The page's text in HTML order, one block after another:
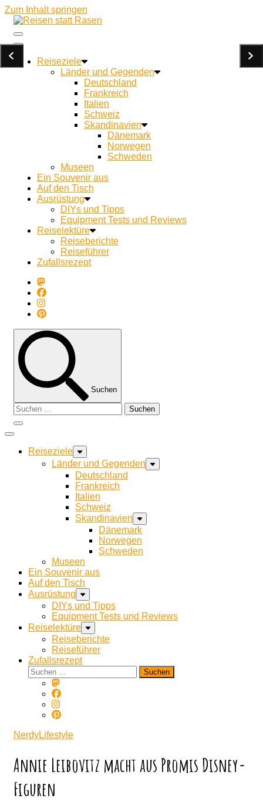
Zum Inhalt springen
Reisen statt Rasen
Reiseziele
Länder und Gegenden
Deutschland
Frankreich
Italien
Schweiz
Skandinavien
Dänemark
Norwegen
Schweden
Museen
Ein Souvenir aus
Auf den Tisch
Ausrüstung
DIYs und Tipps
Equipment Tests und Reviews
Reiselektüre
Reiseberichte
Reiseführer
Zufallsrezept
Suchen
Suchen
nach:
Reiseziele
Länder und Gegenden
Deutschland
Frankreich
Italien
Schweiz
Skandinavien
Dänemark
Norwegen
Schweden
Museen
Ein Souvenir aus
Auf den Tisch
Ausrüstung
DIYs und Tipps
Equipment Tests und Reviews
Reiselektüre
Reiseberichte
Reiseführer
Zufallsrezept
Suchen
nach:
NerdyLifestyle
Annie Leibovitz macht aus Promis Disney-
Figuren